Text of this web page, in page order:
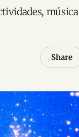
música
Share